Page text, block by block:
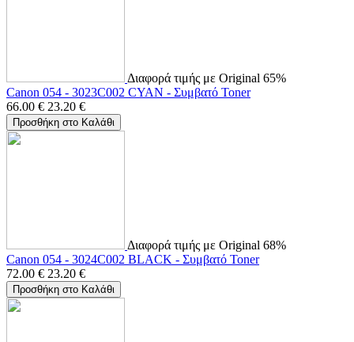
Διαφορά τιμής με Original 65%
Canon 054 - 3023C002 CYAN - Συμβατό Toner
66.00 € 23.20 €
Προσθήκη στο Καλάθι
Διαφορά τιμής με Original 68%
Canon 054 - 3024C002 BLACK - Συμβατό Toner
72.00 € 23.20 €
Προσθήκη στο Καλάθι